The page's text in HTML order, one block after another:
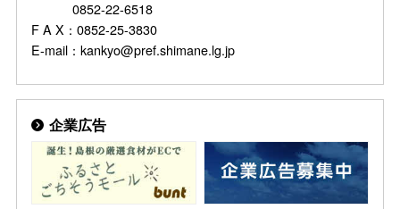
0852-22-6518
F A X：0852-25-3830
E-mail：kankyo@pref.shimane.lg.jp
企業広告